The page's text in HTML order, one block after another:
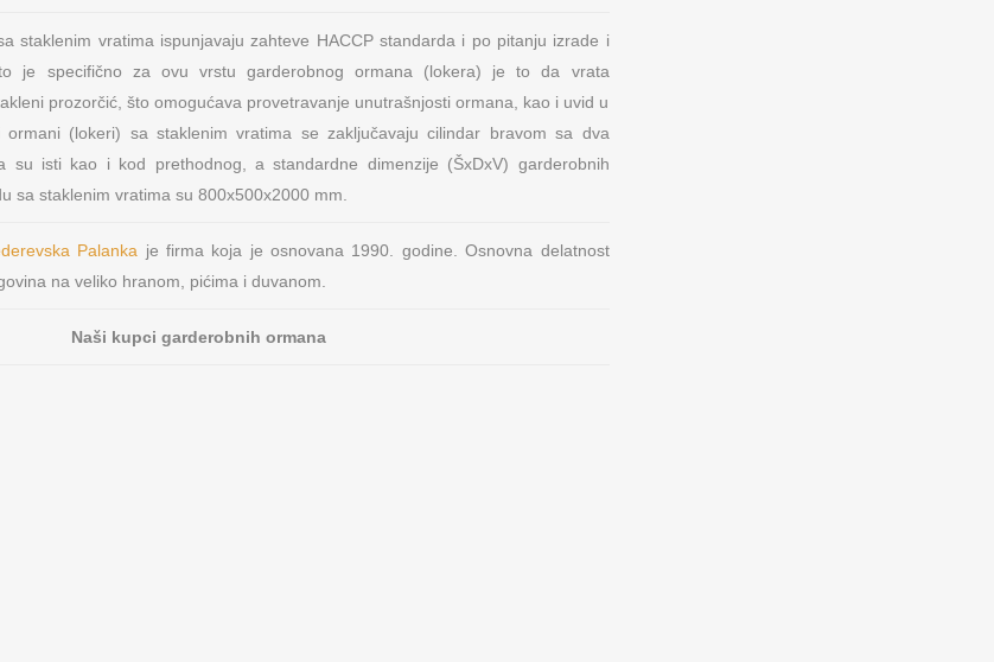
staklenim vratima ispunjavaju zahteve HACCP standarda i po pitanju izrade i
je specifično za ovu vrstu garderobnog ormana (lokera) je to da vrata
prozorčić, što omogućava provetravanje unutrašnjosti ormana, kao i uvid u
ormani (lokeri) sa staklenim vratima se zaključavaju cilindar bravom sa dva
su isti kao i kod prethodnog, a standardne dimenzije (ŠxDxV) garderobnih
sa staklenim vratima su 800x500x2000 mm.
Palanka je firma koja je osnovana 1990. godine. Osnovna delatnost
na veliko hranom, pićima i duvanom.
Naši kupci garderobnih ormana